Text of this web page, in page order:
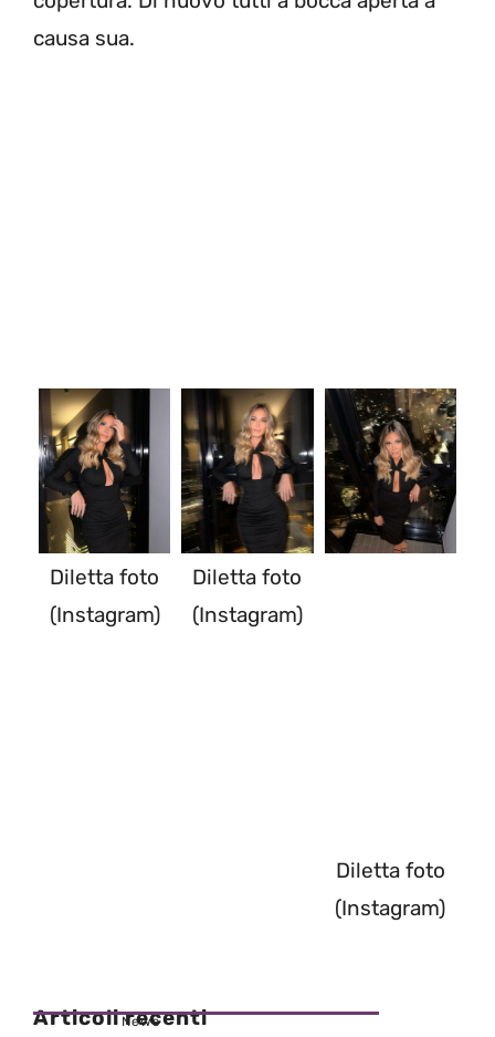
causa sua.
Diletta foto
(Instagram)
Diletta foto
(Instagram)
Diletta foto
(Instagram)
Articoli recenti
News